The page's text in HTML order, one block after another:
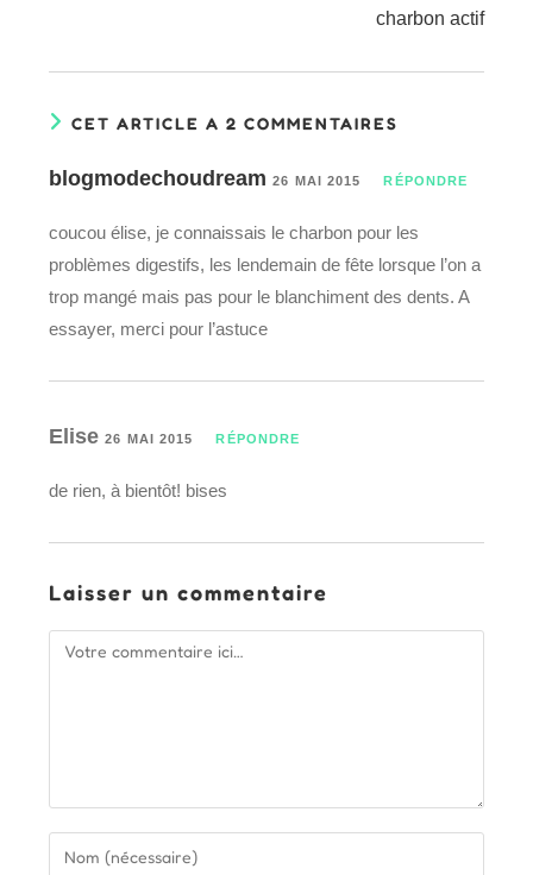
charbon actif
CET ARTICLE A 2 COMMENTAIRES
blogmodechoudream 26 MAI 2015 RÉPONDRE
coucou élise, je connaissais le charbon pour les
problèmes digestifs, les lendemain de fête lorsque l’on a
trop mangé mais pas pour le blanchiment des dents. A
essayer, merci pour l’astuce
Elise26 MAI 2015 RÉPONDRE
de rien, à bientôt! bises
Laisser un commentaire
Comment